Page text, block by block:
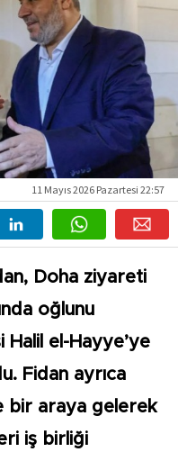
11 Mayıs 2026 Pazartesi 22:57
Doha ziyareti
oğlunu
el-Hayye’ye
Fidan ayrıca
bir araya gelerek
iş birliği